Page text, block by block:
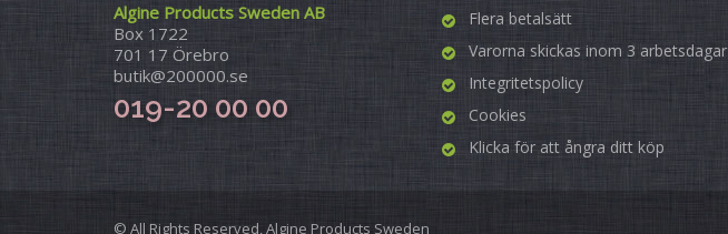
Algine Products Sweden AB
Box 1722
701 17 Örebro
butik@200000.se
019-20 00 00
Flera betalsätt
Varorna skickas inom 3 arbetsdagar
Integritetspolicy
Cookies
Klicka för att ångra ditt köp
© All Rights Reserved, Algine Products Sweden